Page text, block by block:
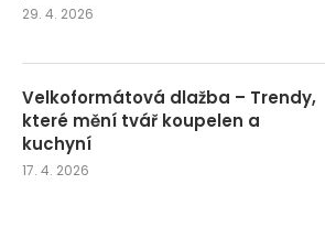
29. 4. 2026
Velkoformátová dlažba – Trendy,
které mění tvář koupelen a
kuchyní
17. 4. 2026